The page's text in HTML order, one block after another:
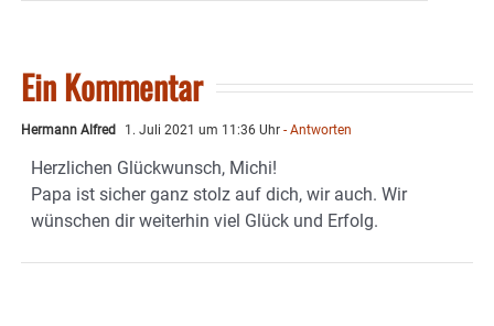
Ein Kommentar
Hermann Alfred 1. Juli 2021 um 11:36 Uhr - Antworten
Herzlichen Glückwunsch, Michi!
Papa ist sicher ganz stolz auf dich, wir auch. Wir
wünschen dir weiterhin viel Glück und Erfolg.